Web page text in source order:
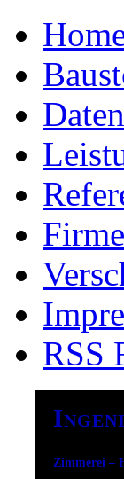
RSS
Zimmerei –